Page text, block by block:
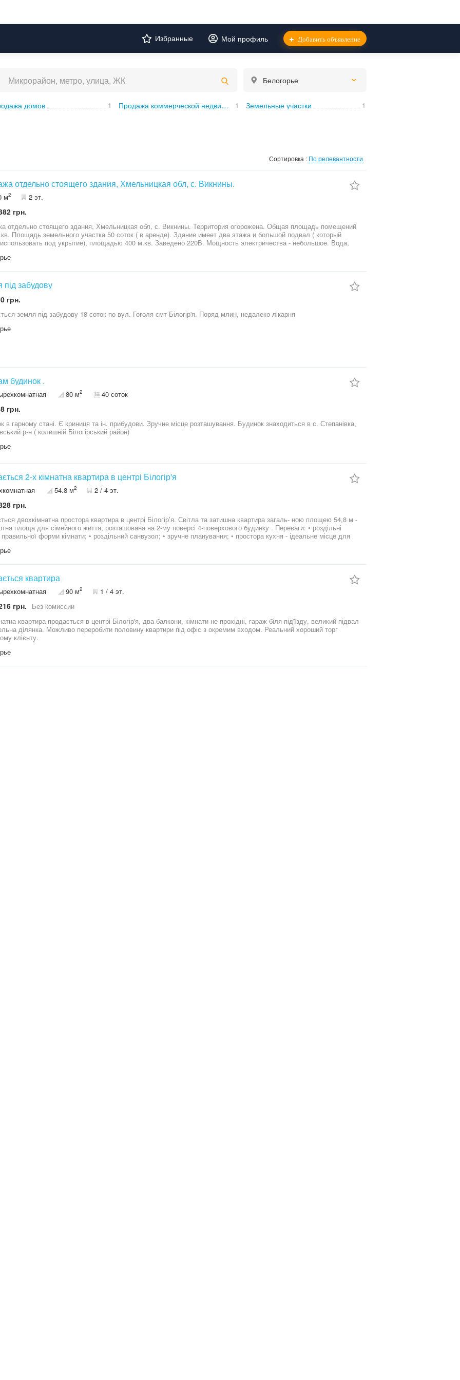
Избранные Мой профиль Добавить объявление
Белогорье
домов 1 Продажа коммерческой недвижимости 1 Земельные участки 1
Сортировка : По релевантности
отдельно стоящего здания, Хмельницкая обл, с. Викнины.
м2 2 эт.
грн.
отдельно стоящего здания, Хмельницкая обл, с. Викнины. Территория огорожена. Общая площадь помещений
Площадь земельного участка 50 соток ( в аренде). Здание имеет два этажа и большой подвал ( который
под укрытие), площадью 400 м.кв. Заведено 220В. Мощность электричества - небольшое. Вода,
забудову
грн.
Продається земля під забудову 18 соток по вул. Гоголя смт Білогір'я. Поряд млин, недалеко лікарня
будинок .
80 м2 40 соток
грн.
в гарному стані. Є криниця та ін. прибудови. Зручне місце розташування. Будинок знаходиться в с. Степанівка,
р-н ( колишній Білогірський район)
2-х кімнатна квартира в центрі Білогір'я
54.8 м2 2 / 4 эт.
грн.
простора квартира в центрі Білогірʼя. Світла та затишна квартира загаль- ною площею 54,8 м -
площа для сімейного життя, розташована на 2-му поверсі 4-поверхового будинку . Переваги: • роздільні
правильної форми кімнати; • роздільний санвузол; • зручне планування; • простора кухня - ідеальне місце для
• простора лоджія; • 2 великих підвала - ідеально для зберігання всього, що не хочете тримати в квартирі; •
як грядку для рослин. Квартира чекає на нового власника. За більш детальною інформацією
звертайтесь після 18:00 за телефоном: 09*******74 Оксана
квартира
90 м2 1 / 4 эт.
грн.
Без комиссии
два балкони, кімнати не прохідні, гараж біля під'їзду, великий підвал
ділянка. Можливо переробити половину квартири під офіс з окремим входом. Реальний хороший торг
клієнту.